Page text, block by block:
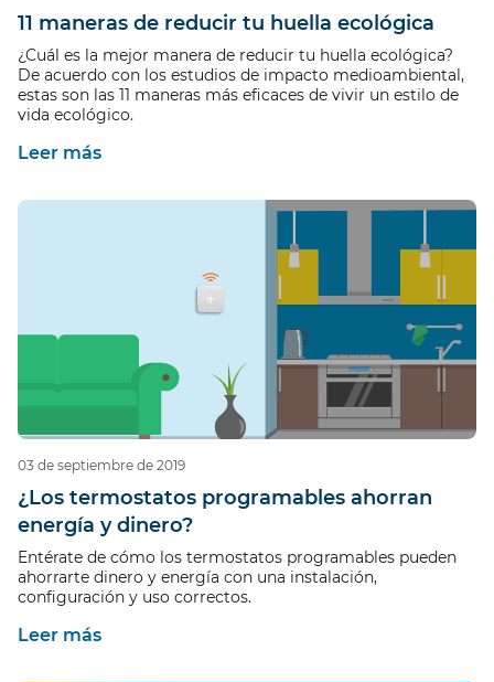
11 maneras de reducir tu huella ecológica
¿Cuál es la mejor manera de reducir tu huella ecológica?
De acuerdo con los estudios de impacto medioambiental,
estas son las 11 maneras más eficaces de vivir un estilo de
vida ecológico.
Leer más
03 de septiembre de 2019
¿Los termostatos programables ahorran
energía y dinero?
Entérate de cómo los termostatos programables pueden
ahorrarte dinero y energía con una instalación,
configuración y uso correctos.
Leer más